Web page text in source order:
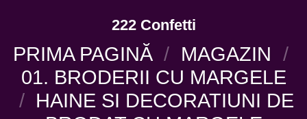
222 Confetti
PRIMA PAGINĂ / MAGAZIN /
01. BRODERII CU MARGELE
/ HAINE SI DECORATIUNI DE